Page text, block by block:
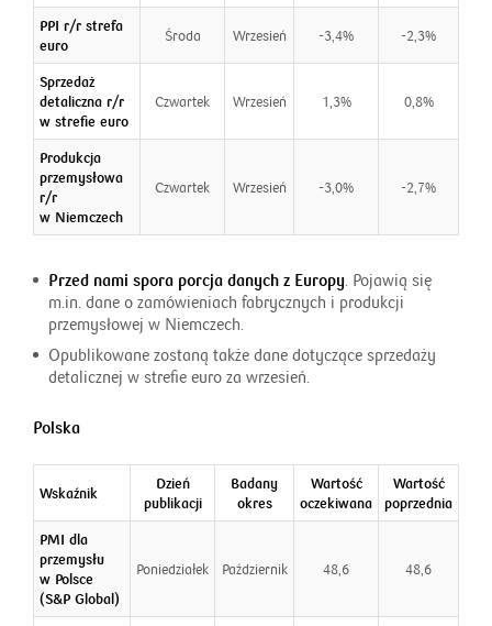
PPI r/r strefa
euro
Środa Wrzesień -3,4% -2,3%
Sprzedaż
detaliczna r/r
w strefie euro
Czwartek Wrzesień 1,3% 0,8%
Produkcja
przemysłowa
r/r
w Niemczech
Czwartek Wrzesień -3,0% -2,7%
Przed nami spora porcja danych z Europy. Pojawią się
m.in. dane o zamówieniach fabrycznych i produkcji
przemysłowej w Niemczech.
Opublikowane zostaną także dane dotyczące sprzedaży
detalicznej w strefie euro za wrzesień.
Polska
Wskaźnik
Dzień
publikacji
Badany
okres
Wartość
oczekiwana
Wartość
poprzednia
PMI dla
przemysłu
w Polsce
(S&P Global)
Poniedziałek Październik 48,6 48,6